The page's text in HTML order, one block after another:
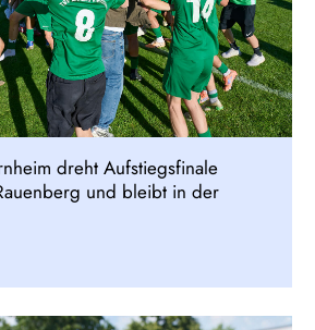
dreht Aufstiegsfinale
und bleibt in der